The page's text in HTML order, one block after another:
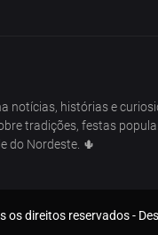
notícias, histórias e
tradições, festas
do Nordeste. 🌵
os direitos reservados -